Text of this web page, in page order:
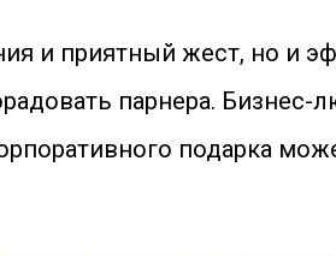
и приятный жест, но и
парнера. Бизнес-
подарка